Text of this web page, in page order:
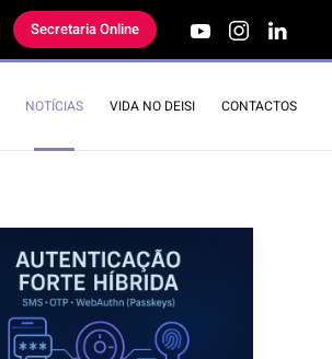
Secretaria Online
NOTÍCIAS VIDA NO DEISI CONTACTOS